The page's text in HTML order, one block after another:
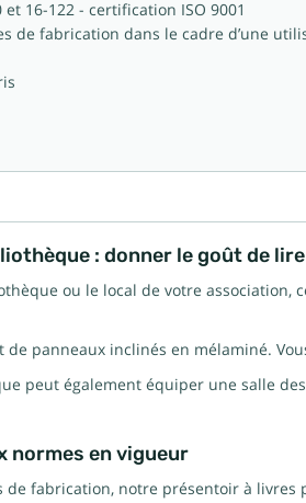
16-122 - certification ISO 9001
de fabrication dans le cadre d’une
: donner le goût de lire
ou le local de votre
de panneaux inclinés en mélaminé.
peut également équiper une salle
normes en vigueur
de fabrication, notre présentoir à